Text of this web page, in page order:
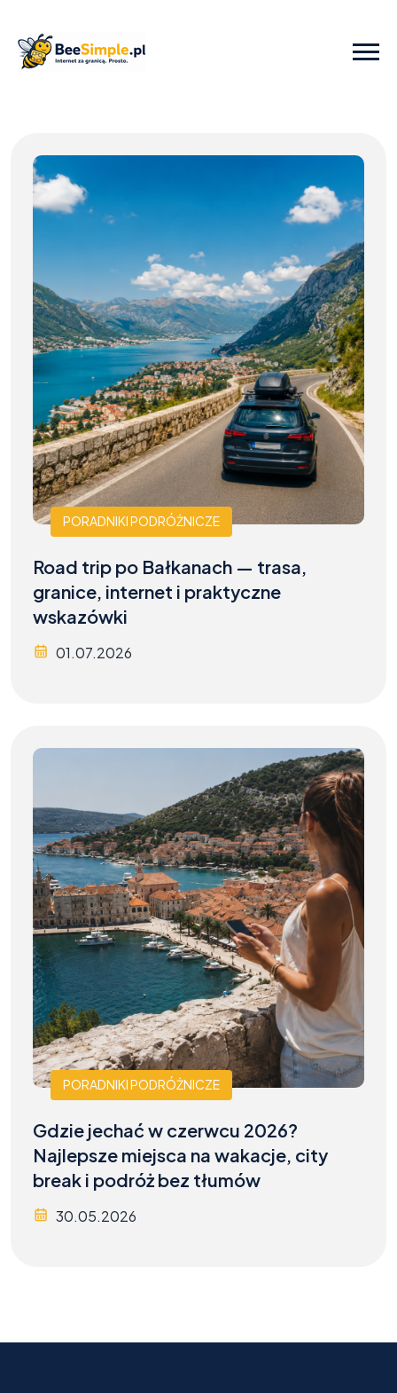
PORADNIKI PODRÓŻNICZE
Road trip po Bałkanach — trasa,
granice, internet i praktyczne
wskazówki
01.07.2026
PORADNIKI PODRÓŻNICZE
Gdzie jechać w czerwcu 2026?
Najlepsze miejsca na wakacje, city
break i podróż bez tłumów
30.05.2026